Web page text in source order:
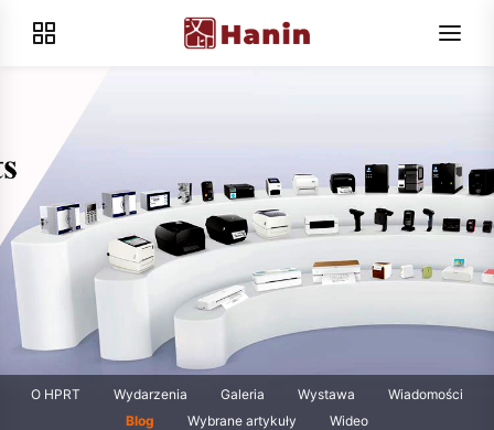
O HPRT Wydarzenia Galeria Wystawa
Wiadomości
Blog
Wybrane artykuły Wideo